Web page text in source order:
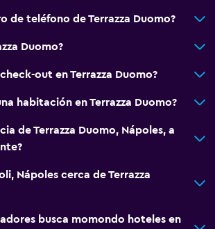
cama
de teléfono de Terrazza Duomo?
Duomo?
out en Terrazza Duomo?
habitación en Terrazza Duomo?
de Terrazza Duomo, Nápoles, a
Nápoles cerca de Terrazza
busca momondo hoteles en